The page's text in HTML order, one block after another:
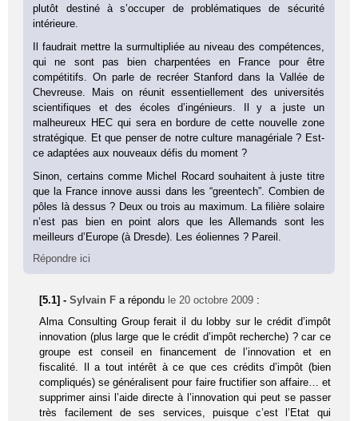
plutôt destiné à s’occuper de problématiques de sécurité
intérieure.
Il faudrait mettre la surmultipliée au niveau des compétences,
qui ne sont pas bien charpentées en France pour être
compétitifs. On parle de recréer Stanford dans la Vallée de
Chevreuse. Mais on réunit essentiellement des universités
scientifiques et des écoles d’ingénieurs. Il y a juste un
malheureux HEC qui sera en bordure de cette nouvelle zone
stratégique. Et que penser de notre culture managériale ? Est-
ce adaptées aux nouveaux défis du moment ?
Sinon, certains comme Michel Rocard souhaitent à juste titre
que la France innove aussi dans les “greentech”. Combien de
pôles là dessus ? Deux ou trois au maximum. La filière solaire
n’est pas bien en point alors que les Allemands sont les
meilleurs d’Europe (à Dresde). Les éoliennes ? Pareil.
Répondre ici
[5.1] -Sylvain F a répondu le 20 octobre 2009 :
Alma Consulting Group ferait il du lobby sur le crédit d’impôt
innovation (plus large que le crédit d’impôt recherche) ? car ce
groupe est conseil en financement de l’innovation et en
fiscalité. Il a tout intérêt à ce que ces crédits d’impôt (bien
compliqués) se généralisent pour faire fructifier son affaire… et
supprimer ainsi l’aide directe à l’innovation qui peut se passer
très facilement de ses services, puisque c’est l’Etat qui